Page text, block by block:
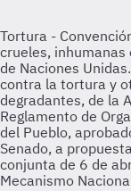
Tortura -
crueles, inhumanas
de Naciones
contra la tortura y
degradantes, de la
Reglamento de
del Pueblo,
Senado, a
conjunta de 6 de
Mecanismo